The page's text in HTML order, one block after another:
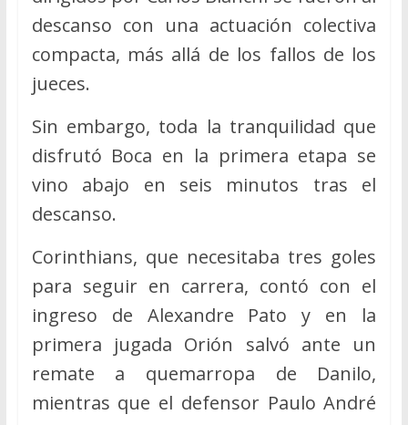
descanso con una actuación colectiva
compacta, más allá de los fallos de los
jueces.
Sin embargo, toda la tranquilidad que
disfrutó Boca en la primera etapa se
vino abajo en seis minutos tras el
descanso.
Corinthians, que necesitaba tres goles
para seguir en carrera, contó con el
ingreso de Alexandre Pato y en la
primera jugada Orión salvó ante un
remate a quemarropa de Danilo,
mientras que el defensor Paulo André